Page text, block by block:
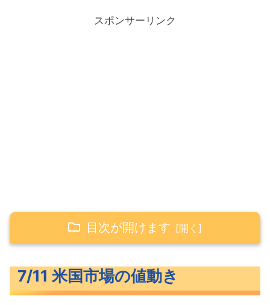
スポンサーリンク
目次が開けます
米主要3指数の値動き
7/11 米国市場の値動き